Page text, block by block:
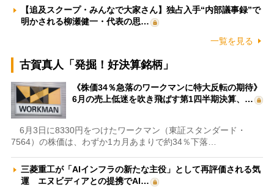
【追及スクープ・みんなで大家さん】独占入手“内部議事録”で
明かされる柳瀬健一・代表の思…
一覧を見る
古賀真人「発掘！好決算銘柄」
《株価34％急落のワークマンに特大反転の期待》
6月の売上低迷を吹き飛ばす第1四半期決算、…
6月3日に8330円をつけたワークマン（東証スタンダード・
7564）の株価は、わずか1カ月あまりで約34％下落…
三菱重工が「AIインフラの新たな主役」として再評価される気
運 エヌビディアとの提携でAI…